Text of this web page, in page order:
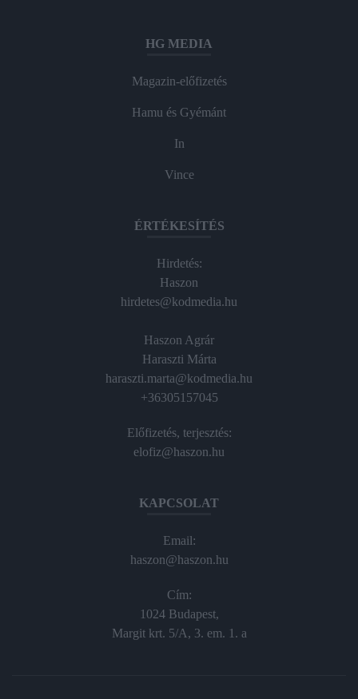
HG MEDIA
Magazin-előfizetés
Hamu és Gyémánt
In
Vince
ÉRTÉKESÍTÉS
Hirdetés:
Haszon
hirdetes@kodmedia.hu
Haszon Agrár
Haraszti Márta
haraszti.marta@kodmedia.hu
+36305157045
Előfizetés, terjesztés:
elofiz@haszon.hu
KAPCSOLAT
Email:
haszon@haszon.hu
Cím:
1024 Budapest,
Margit krt. 5/A, 3. em. 1. a